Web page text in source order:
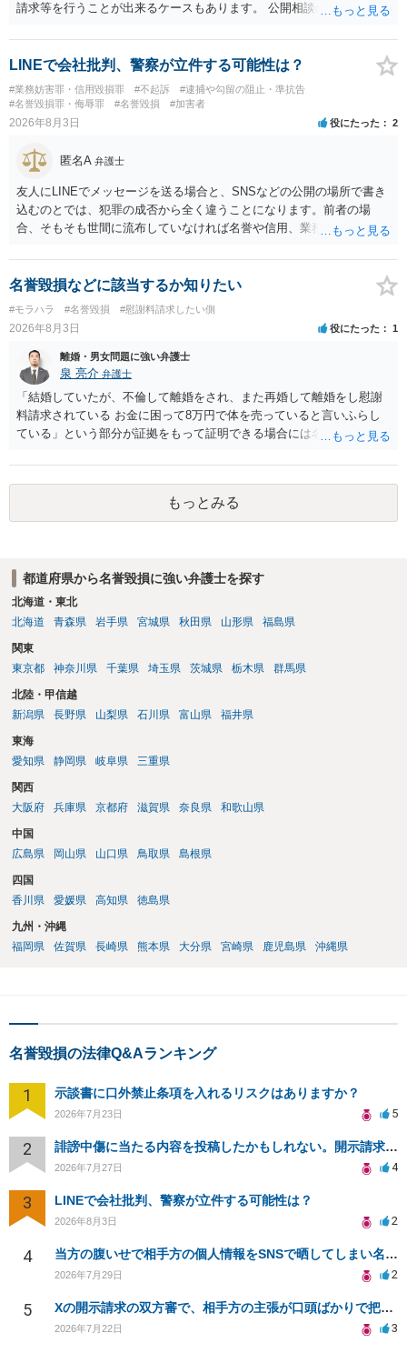
請求等を行うことが出来るケースもあります。 公開相談の場では回答
に個別に相談されると良いでしょう。
LINEで会社批判、警察が立件する可能性は？
#業務妨害罪・信用毀損罪 #不起訴
#逮捕や勾留の阻止・準抗告
#名誉毀損罪・侮辱罪
#名誉毀損 #加害者
2026年8月3日 役にたった 2
匿名A 弁護士
友人にLINEでメッセージを送る場合と、SNSなどの公開の場所で書き
込むのとでは、犯罪の成否から全く違うことになります。前者の場
合、そもそも世間に流布していなければ名誉や信用、業務にかかる犯
名誉毀損などに該当するか知りたい
#モラハラ #名誉毀損 #慰謝料請求したい側
2026年8月3日 役にたった 1
離婚・男女問題に強い弁護士
泉 亮介 弁護士
「結婚していたが、不倫して離婚をされ、また再婚して離婚をし慰謝
料請求されている お金に困って8万円で体を売っていると言いふらし
ている」という部分が証拠をもって証明できる場合には名誉権侵害や
ょう。 既に弁護士にご依頼されているとのことですので，依頼中の弁
護士と打ち合わせの末どのように対応するかを決められると良いでし
もっとみる
都道府県から名誉毀損に強い弁護士を探す
北海道・東北
北海道
青森県 岩手県 宮城県 秋田県 山形県 福島県
関東
東京都
神奈川県 千葉県 埼玉県 茨城県 栃木県 群馬県
北陸・甲信越
新潟県
長野県 山梨県 石川県 富山県 福井県
東海
愛知県
静岡県 岐阜県 三重県
関西
大阪府
兵庫県 京都府 滋賀県 奈良県 和歌山県
中国
広島県
岡山県 山口県 鳥取県 島根県
四国
香川県
愛媛県 高知県 徳島県
九州・沖縄
福岡県
佐賀県 長崎県 熊本県 大分県 宮崎県 鹿児島県 沖縄県
名誉毀損の法律Q&Aランキング
1 示談書に口外禁止条項を入れるリスクはありますか？
2026年7月23日 5
2 誹謗中傷に当たる内容を投稿したかもしれない。開示請求や民事刑事裁判に発展しうるのか教えて欲しい。
2026年7月27日 4
3 LINEで会社批判、警察が立件する可能性は？
2026年8月3日 2
4 当方の腹いせで相手方の個人情報をSNSで晒してしまい名誉毀損させてしまったかもしれない
2026年7月29日 2
5 Xの開示請求の双方審で、相手方の主張が口頭ばかりで把握しきれません
2026年7月22日 3